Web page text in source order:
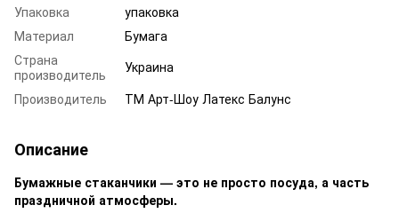
Упаковка
упаковка
Материал
Бумага
Страна
производитель
Украина
Производитель
ТМ Арт-Шоу Латекс Балунс
Описание
Бумажные стаканчики — это не просто посуда, а часть
праздничной атмосферы.